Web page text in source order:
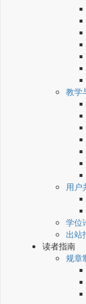
教学
用户
学位
出站
读者指南
规章